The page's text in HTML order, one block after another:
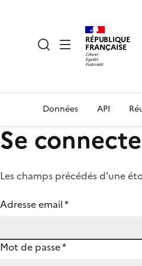
RÉPUBLIQUE
FRANÇAISE
Données API
Se
Les champs précédés d'une
Adresse email*
Mot de passe*